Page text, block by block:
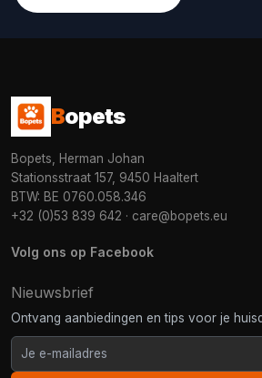
Bopets
Bopets, Herman Johan
Stationsstraat 157, 9450 Haaltert
BTW: BE 0760.058.346
+32 (0)53 839 642 · care@bopets.eu
Volg ons op Facebook
Nieuwsbrief
Ontvang aanbiedingen en tips voor je